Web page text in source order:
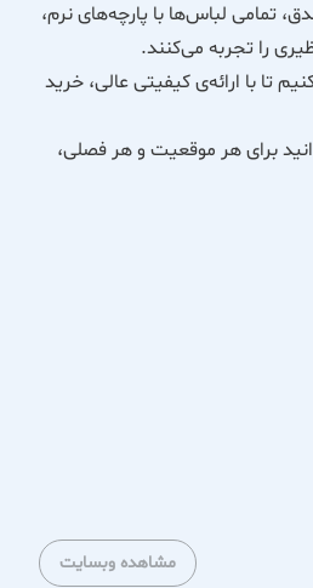
تمامی لباس‌ها با پارچه‌های نرم،
را تجربه می‌کنند.
تا با ارائه‌ی کیفیتی عالی، خرید
برای هر موقعیت و هر فصلی،
مشاهده وبسایت